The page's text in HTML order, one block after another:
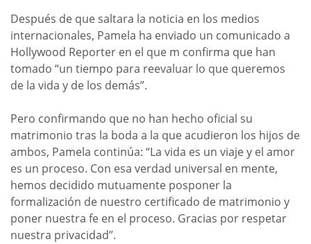
Después de que saltara la noticia en los medios
internacionales, Pamela ha enviado un comunicado a
Hollywood Reporter en el que m confirma que han
tomado “un tiempo para reevaluar lo que queremos
de la vida y de los demás”.
Pero confirmando que no han hecho oficial su
matrimonio tras la boda a la que acudieron los hijos de
ambos, Pamela continúa: “La vida es un viaje y el amor
es un proceso. Con esa verdad universal en mente,
hemos decidido mutuamente posponer la
formalización de nuestro certificado de matrimonio y
poner nuestra fe en el proceso. Gracias por respetar
nuestra privacidad”.